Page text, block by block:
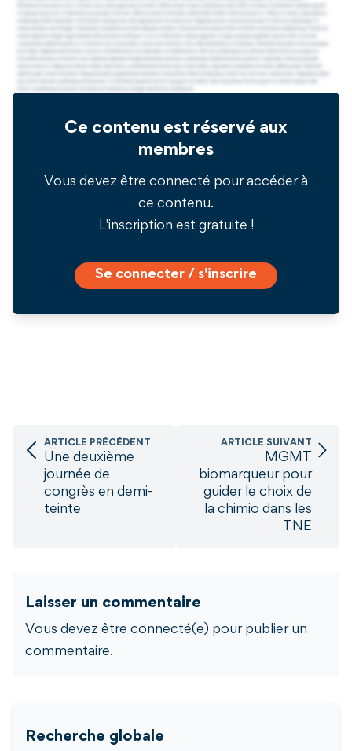
Ce contenu est réservé aux
membres
Vous devez être connecté pour accéder à
ce contenu.
L'inscription est gratuite !
Se connecter / s'inscrire
ARTICLE PRÉCÉDENT
Une deuxième
journée de
congrès en demi-
teinte
ARTICLE SUIVANT
MGMT
biomarqueur pour
guider le choix de
la chimio dans les
TNE
Laisser un commentaire
Vous devez être connecté(e) pour publier un
commentaire.
Recherche globale